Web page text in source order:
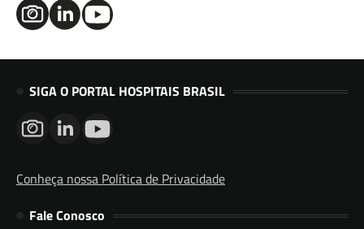
SIGA O PORTAL HOSPITAIS BRASIL
Conheça nossa Política de Privacidade
Fale Conosco